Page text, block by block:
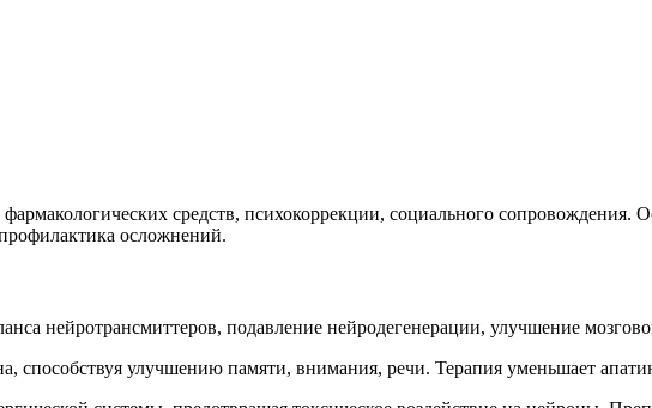
фармакологических средств, психокоррекции, социального
осложнений.
нейротрансмиттеров, подавление нейродегенерации, улучшение
улучшению памяти, внимания, речи. Терапия уменьшает